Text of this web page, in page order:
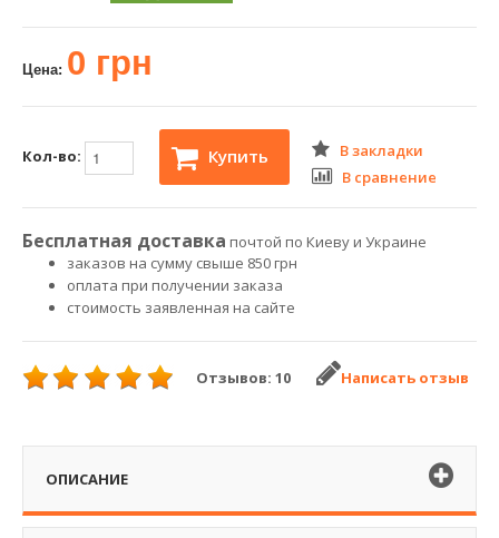
Цена: 0 грн
Кол-во: Купить
В закладки
В сравнение
Бесплатная доставка почтой по Киеву и Украине
заказов на сумму свыше 850 грн
оплата при получении заказа
стоимость заявленная на сайте
Отзывов: 10 Написать отзыв
ОПИСАНИЕ